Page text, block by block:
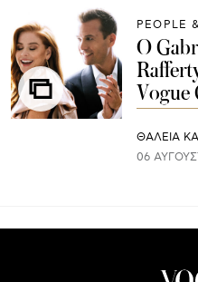
PEOPLE
O
Vogue
ΘΑΛΕΙΑ
06